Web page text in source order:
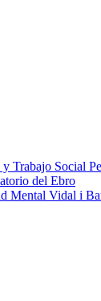
Trabajo Social
del Ebro
Mental Vidal i